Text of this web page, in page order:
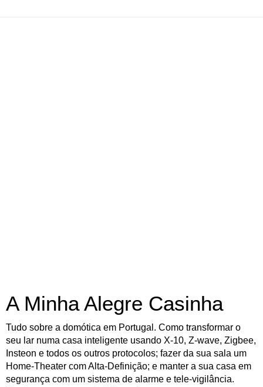
A Minha Alegre Casinha
Tudo sobre a domótica em Portugal. Como transformar o
seu lar numa casa inteligente usando X-10, Z-wave, Zigbee,
Insteon e todos os outros protocolos; fazer da sua sala um
Home-Theater com Alta-Definição; e manter a sua casa em
segurança com um sistema de alarme e tele-vigilância.